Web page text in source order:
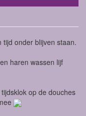
onder blijven staan.
haren wassen lijf
op de douches